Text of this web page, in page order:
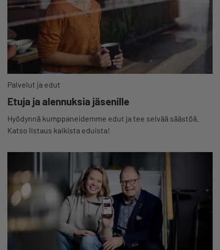
Palvelut ja edut
Etuja ja alennuksia jäsenille
Hyödynnä kumppaneidemme edut ja tee selvää säästöä.
Katso listaus kaikista eduista!